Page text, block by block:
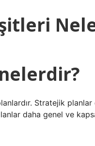
Stratejik
daha genel ve